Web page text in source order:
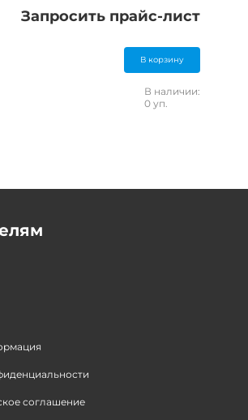
Запросить прайс-лист
В корзину
В наличии:
0 уп.
соглашение